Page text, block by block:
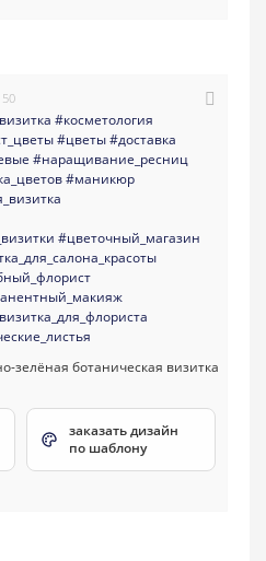
#косметология
#цветы#доставка
#наращивание_ресниц
#маникюр
#цветочный_магазин
заказать дизайн
по шаблону